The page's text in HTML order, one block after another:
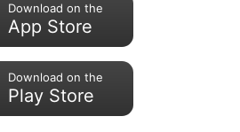
Download on the
App Store
Download on the
Play Store